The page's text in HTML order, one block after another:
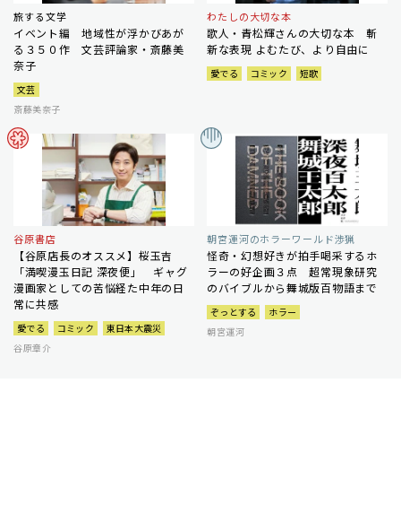
旅する文学
イベント編 地域性が浮かびあが
る３５０作 文芸評論家・斎藤美
奈子
文芸
斎藤美奈子
わたしの大切な本
歌人・青松輝さんの大切な本 斬
新な表現 よむたび、より自由に
愛でる コミック 短歌
谷原書店
【谷原店長のオススメ】桜玉吉
「満喫漫玉日記 深夜便」 ギャグ
漫画家としての苦悩経た中年の日
常に共感
愛でる コミック
東日本大震災
谷原章介
朝宮運河のホラーワールド渉猟
怪奇・幻想好きが拍手喝采するホ
ラーの好企画３点 超常現象研究
のバイブルから舞城版百物語まで
ぞっとする
ホラー
朝宮運河